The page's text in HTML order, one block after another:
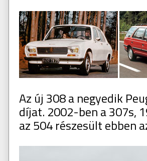
Az új 308 a negyedik
díjat. 2002-ben a 307s,
az 504 részesült ebben